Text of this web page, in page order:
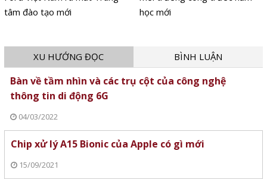
tâm đào tạo mới
học mới
XU HƯỚNG ĐỌC BÌNH LUẬN
Bàn về tầm nhìn và các trụ cột của công nghệ
thông tin di động 6G
04/03/2022
Chip xử lý A15 Bionic của Apple có gì mới
15/09/2021